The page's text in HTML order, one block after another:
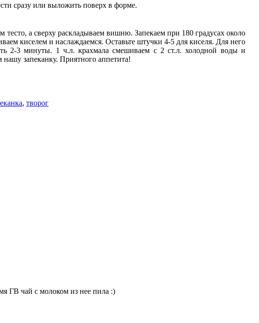
сразу или выложить поверх в форме.
а сверху раскладываем вишню. Запекаем при 180 градусах около
киселем и наслаждаемся. Оставьте штучки 4-5 для киселя. Для него
2-3 минуты. 1 ч.л. крахмала смешиваем с 2 ст.л. холодной воды и
запеканку. Приятного аппетита!
, творог
ГВ чай с молоком из нее пила :)